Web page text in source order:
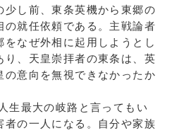
少し前、東条英機から東郷の
の就任依頼である。主戦論者
なぜ外相に起用しようとし
り、天皇崇拝者の東条は、英
の意向を無視できなかったか
最大の岐路と言ってもい
者の一人になる。自分や家族